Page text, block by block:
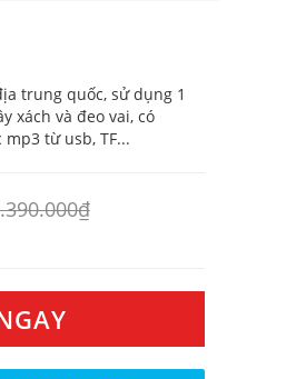
trung quốc, sử dụng 1
xách và đeo vai, có
từ usb, TF...